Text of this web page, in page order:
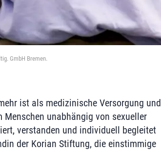
GmbH Bremen.
ist als medizinische Versorgung und
Menschen unabhängig von sexueller
verstanden und individuell begleitet
der Korian Stiftung, die einstimmige